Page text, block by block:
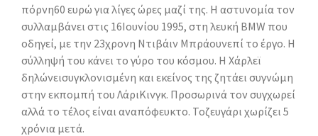
πόρνη60 ευρώ για λίγες ώρες μαζί της. Η αστυνομία τον
συλλαμβάνει στις 16Ιουνίου 1995, στη λευκή BMW που
οδηγεί, με την 23χρονη Ντιβάιν Μπράουνεπί το έργο. Η
σύλληψή του κάνει το γύρο του κόσμου. Η Χάρλεϊ
δηλώνεισυγκλονισμένη και εκείνος της ζητάει συγνώμη
στην εκπομπή του ΛάριΚινγκ. Προσωρινά τον συγχωρεί
αλλά το τέλος είναι αναπόφευκτο. Τοζευγάρι χωρίζει 5
χρόνια μετά.